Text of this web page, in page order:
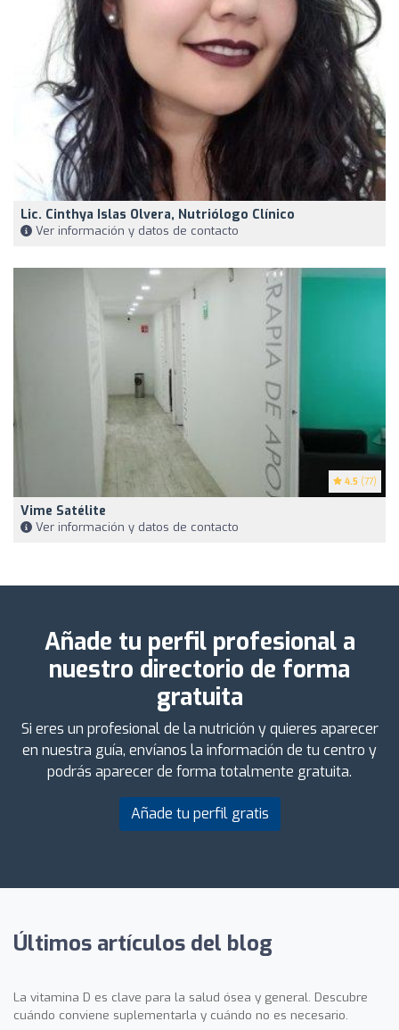
Lic. Cinthya Islas Olvera, Nutriólogo Clínico
Ver información y datos de contacto
4.5 (77)
Vime Satélite
Ver información y datos de contacto
Añade tu perfil profesional a
nuestro directorio de forma
gratuita
Si eres un profesional de la nutrición y quieres aparecer
en nuestra guía, envíanos la información de tu centro y
podrás aparecer de forma totalmente gratuita.
Añade tu perfil gratis
Últimos artículos del blog
La vitamina D es clave para la salud ósea y general. Descubre
cuándo conviene suplementarla y cuándo no es necesario.